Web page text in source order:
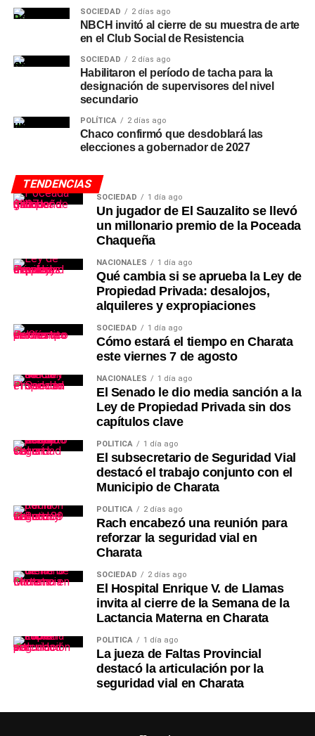
SOCIEDAD 2 días ago
NBCH invitó al cierre de su muestra de arte
en el Club Social de Resistencia
SOCIEDAD 2 días ago
Habilitaron el período de tacha para la
designación de supervisores del nivel
secundario
POLÍTICA 2 días ago
Chaco confirmó que desdoblará las
elecciones a gobernador de 2027
TENDENCIAS
SOCIEDAD 1 día ago
Un jugador de El Sauzalito se llevó
un millonario premio de la Poceada
Chaqueña
NACIONALES 1 día ago
Qué cambia si se aprueba la Ley de
Propiedad Privada: desalojos,
alquileres y expropiaciones
SOCIEDAD 1 día ago
Cómo estará el tiempo en Charata
este viernes 7 de agosto
NACIONALES 1 día ago
El Senado le dio media sanción a la
Ley de Propiedad Privada sin dos
capítulos clave
POLÍTICA 1 día ago
El subsecretario de Seguridad Vial
destacó el trabajo conjunto con el
Municipio de Charata
POLÍTICA 2 días ago
Rach encabezó una reunión para
reforzar la seguridad vial en
Charata
SOCIEDAD 2 días ago
El Hospital Enrique V. de Llamas
invita al cierre de la Semana de la
Lactancia Materna en Charata
POLÍTICA 1 día ago
La jueza de Faltas Provincial
destacó la articulación por la
seguridad vial en Charata